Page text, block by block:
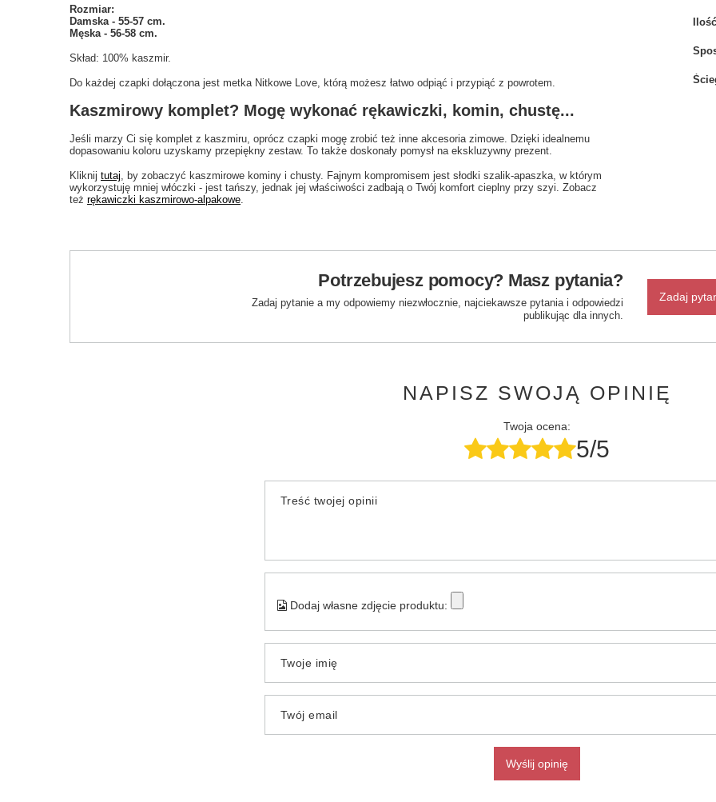
Rozmiar:
Damska - 55-57 cm.
Męska - 56-58 cm.
Skład: 100% kaszmir.
Do każdej czapki dołączona jest metka Nitkowe Love, którą możesz łatwo odpiąć i przypiąć z powrotem.
Kaszmirowy komplet? Mogę wykonać rękawiczki, komin, chustę...
Jeśli marzy Ci się komplet z kaszmiru, oprócz czapki mogę zrobić też inne akcesoria zimowe. Dzięki idealnemu
dopasowaniu koloru uzyskamy przepiękny zestaw. To także doskonały pomysł na ekskluzywny prezent.
Kliknij tutaj, by zobaczyć kaszmirowe kominy i chusty. Fajnym kompromisem jest słodki szalik-apaszka, w którym
wykorzystuję mniej włóczki - jest tańszy, jednak jej właściwości zadbają o Twój komfort cieplny przy szyi. Zobacz
też rękawiczki kaszmirowo-alpakowe.
Potrzebujesz pomocy? Masz pytania?
Zadaj pytanie a my odpowiemy niezwłocznie, najciekawsze pytania i odpowiedzi
publikując dla innych.
Zadaj
NAPISZ SWOJĄ OPINIĘ
Twoja ocena:
5/5
Treść twojej opinii
Dodaj własne zdjęcie produktu:
Twoje imię
Twój email
Wyślij opinię